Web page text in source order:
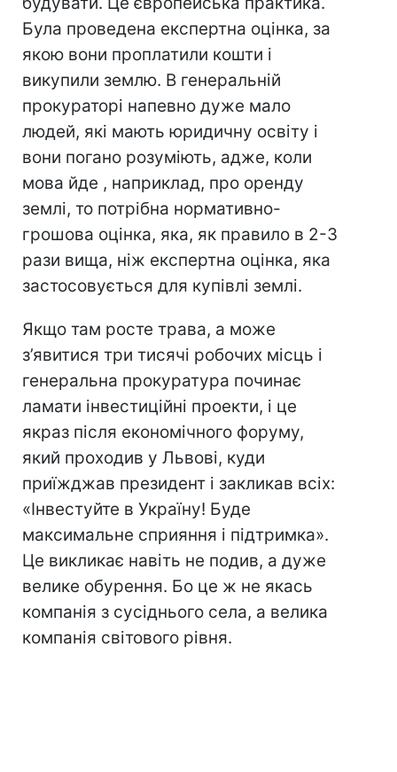
Була проведена експертна оцінка, за
якою вони проплатили кошти і
викупили землю. В генеральній
прокураторі напевно дуже мало
людей, які мають юридичну освіту і
вони погано розуміють, адже, коли
мова йде , наприклад, про оренду
землі, то потрібна нормативно-
грошова оцінка, яка, як правило в 2-3
рази вища, ніж експертна оцінка, яка
застосовується для купівлі землі.
Якщо там росте трава, а може
з’явитися три тисячі робочих місць і
генеральна прокуратура починає
ламати інвестиційні проекти, і це
якраз після економічного форуму,
який проходив у Львові, куди
приїжджав президент і закликав всіх:
«Інвестуйте в Україну! Буде
максимальне сприяння і підтримка».
Це викликає навіть не подив, а дуже
велике обурення. Бо це ж не якась
компанія з сусіднього села, а велика
компанія світового рівня.